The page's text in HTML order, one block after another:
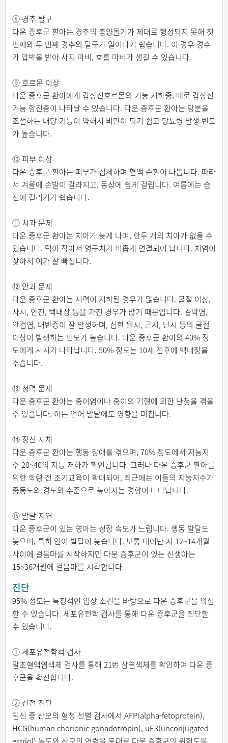
⑧ 경추 탈구
다운 증후군 환아는 경추의 충양돌기가 제대로 형성되지 못해 첫
번째와 두 번째 경추의 탈구가 일어나기 쉽습니다. 이 경우 경수
가 압박을 받아 사지 마비, 호흡 마비가 생길 수 있습니다.
⑨ 호르몬 이상
다운 증후군 환아에게 갑상선호르몬의 기능 저하증, 때로 갑상선
기능 항진증이 나타날 수 있습니다. 다운 증후군 환아는 당분을
조절하는 내당 기능이 약해서 비만이 되기 쉽고 당뇨병 발생 빈도
가 높습니다.
⑩ 피부 이상
다운 증후군 환아는 피부가 섬세하며 혈액 순환이 나쁩니다. 따라
서 겨울에 손발이 갈라지고, 동상에 쉽게 걸립니다. 여름에는 습
진에 걸리기가 쉽습니다.
⑪ 치과 문제
다운 증후군 환아는 치아가 늦게 나며, 한두 개의 치아가 없을 수
있습니다. 턱이 작아서 영구치가 비좁게 연결되어 납니다. 치염이
잦아서 이가 잘 빠집니다.
⑫ 안과 문제
다운 증후군 환아는 시력이 저하된 경우가 많습니다. 굴절 이상,
사시, 안진, 백내장 등을 가진 경우가 많기 때문입니다. 결막염,
안검염, 내반증이 잘 발생하며, 심한 원시, 근시, 난시 등의 굴절
이상이 발생하는 빈도가 높습니다. 다운 증후군 환아의 40% 정
도에게 사시가 나타납니다. 50% 정도는 10세 전후에 백내장을
겪습니다.
⑬ 청력 문제
다운 증후군 환아는 중이염이나 중이의 기형에 의한 난청을 겪을
수 있습니다. 이는 언어 발달에도 영향을 미칩니다.
⑭ 정신 지체
다운 증후군 환아는 행동 장애를 겪으며, 70% 정도에서 지능지
수 20~40의 지능 저하가 확인됩니다. 그러나 다운 증후군 환아를
위한 학령 전 조기교육이 확대되어, 최근에는 이들의 지능지수가
중등도와 경도의 수준으로 높아지는 경향이 나타납니다.
⑮ 발달 지연
다운 증후군이 있는 영아는 성장 속도가 느립니다. 행동 발달도
늦으며, 특히 언어 발달이 늦습니다. 보통 태어난 지 12~14개월
사이에 걸음마를 시작하지만 다운 증후군이 있는 신생아는
15~36개월에 걸음마를 시작합니다.
진단
95% 정도는 특징적인 임상 소견을 바탕으로 다운 증후군을 의심
할 수 있습니다. 세포유전학 검사를 통해 다운 증후군을 진단할
수 있습니다.
① 세포유전학적 검사
말초혈액염색체 검사를 통해 21번 삼염색체를 확인하여 다운 증
후군을 확진합니다.
② 산전 진단
임신 중 산모의 혈청 선별 검사에서 AFP(alpha-fetoprotein),
HCG(human chorionic gonadotropin), uE3(unconjugated